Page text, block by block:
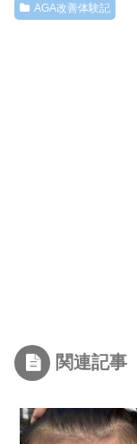
AGA改善体験記
関連記事